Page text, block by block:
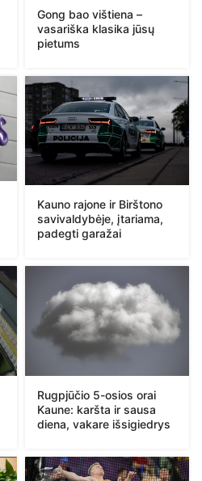
Gong bao vištiena –
vasariška klasika jūsų
pietums
Kauno rajone ir Birštono
savivaldybėje, įtariama,
padegti garažai
Rugpjūčio 5-osios orai
Kaune: karšta ir sausa
diena, vakare išsigiedrys